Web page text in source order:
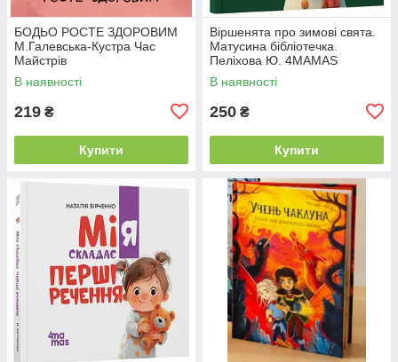
БОДЬО РОСТЕ ЗДОРОВИМ
М.Галевська-Кустра Час
Майстрів
В наявності
219 ₴
Купити
Віршенята про зимові свята.
Матусина бібліотечка.
Пеліхова Ю. 4MAMAS
В наявності
250 ₴
Купити